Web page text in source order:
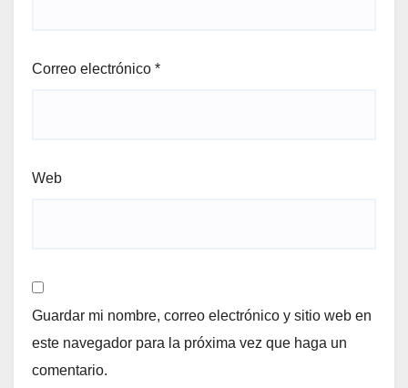
Correo electrónico *
Web
Guardar mi nombre, correo electrónico y sitio web en
este navegador para la próxima vez que haga un
comentario.